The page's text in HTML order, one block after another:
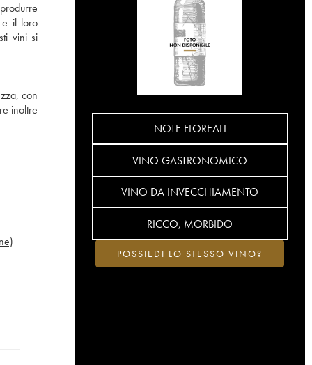
e il loro
vini si
con
inoltre
NOTE FLOREALI
VINO GASTRONOMICO
VINO DA INVECCHIAMENTO
RICCO, MORBIDO
POSSIEDI LO STESSO VINO?